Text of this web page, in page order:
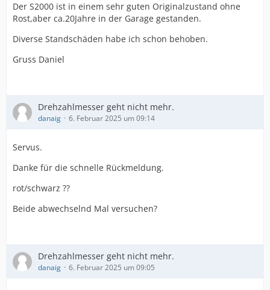
Der S2000 ist in einem sehr guten Originalzustand ohne
Rost,aber ca.20Jahre in der Garage gestanden.
Diverse Standschäden habe ich schon behoben.
Gruss Daniel
Drehzahlmesser geht nicht mehr.
danaig 6. Februar 2025 um 09:14
Servus.
Danke für die schnelle Rückmeldung.
rot/schwarz ??
Beide abwechselnd Mal versuchen?
Drehzahlmesser geht nicht mehr.
danaig 6. Februar 2025 um 09:05